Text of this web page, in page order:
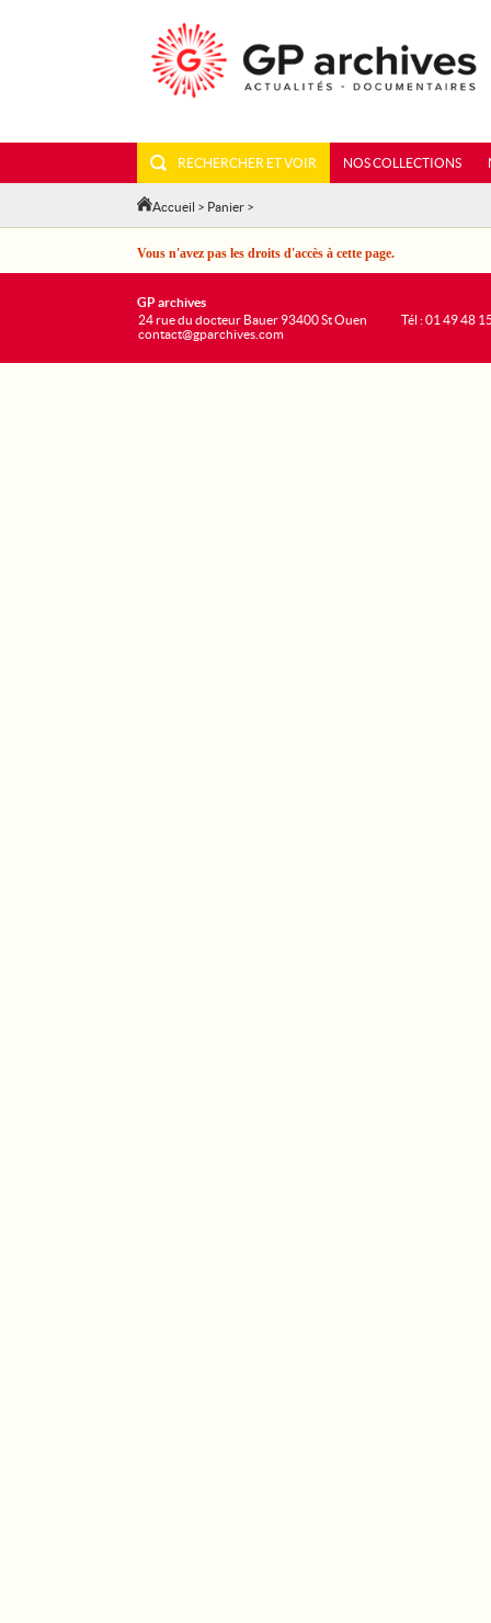
RECHERCHER ET VOIR NOS COLLECTIONS
Accueil > Panier >
Vous n'avez pas les droits d'accès à cette page.
GP archives
24 rue du docteur Bauer 93400 St Ouen
contact@gparchives.com
Tél : 01 49 48